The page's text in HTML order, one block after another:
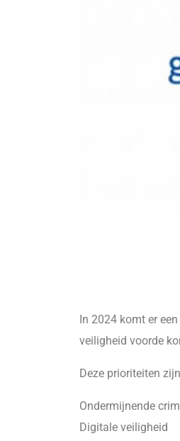
In 2024 komt er
veiligheid voorde
Deze prioriteiten
Ondermijnende
Digitale veiligheid